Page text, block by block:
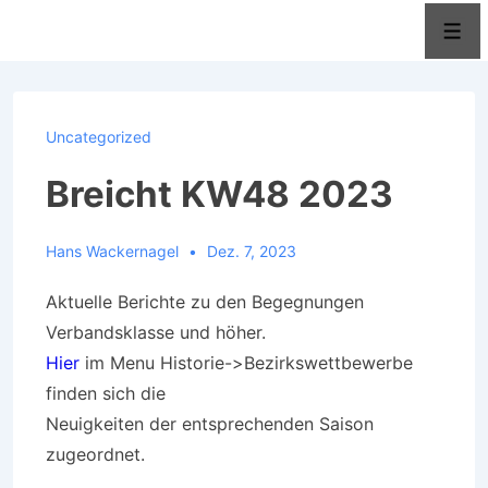
Uncategorized
Breicht KW48 2023
Hans Wackernagel Dez. 7, 2023
Aktuelle Berichte zu den Begegnungen
Verbandsklasse und höher.
Hier im Menu Historie->Bezirkswettbewerbe
finden sich die
Neuigkeiten der entsprechenden Saison
zugeordnet.